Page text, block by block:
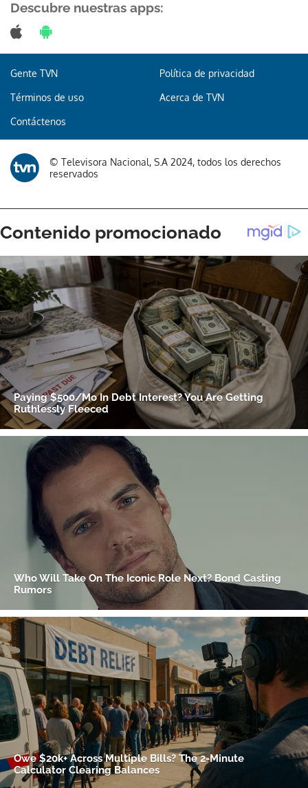
Descubre nuestras apps:
Gente TVN Política de privacidad
Términos de uso Acerca de TVN
Contáctenos
© Televisora Nacional, S.A 2024, todos los derechos
reservados